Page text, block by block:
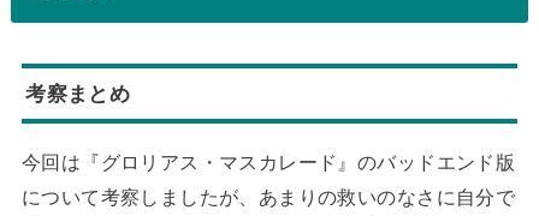
考察まとめ
今回は『グロリアス・マスカレード』のバッドエンド版
について考察しましたが、あまりの救いのなさに自分で